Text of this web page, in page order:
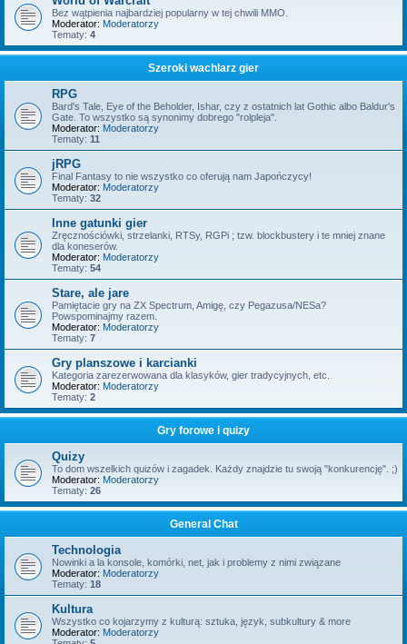
Bez wątpienia najbardziej popularny w tej chwili MMO.
Moderator: Moderatorzy
Tematy: 4
Szeroki wachlarz gier
RPG
Bard's Tale, Eye of the Beholder, Ishar, czy z ostatnich lat Gothic albo Baldur's
Gate. To wszystko są synonimy dobrego "rolpleja".
Moderator: Moderatorzy
Tematy: 11
jRPG
Final Fantasy to nie wszystko co oferują nam Japończycy!
Moderator: Moderatorzy
Tematy: 32
Inne gatunki gier
Zręcznościówki, strzelanki, RTSy, RGPi ; tzw. blockbustery i te mniej znane
dla koneserów.
Moderator: Moderatorzy
Tematy: 54
Stare, ale jare
Pamiętacie gry na ZX Spectrum, Amigę, czy Pegazusa/NESa?
Powspominajmy razem.
Moderator: Moderatorzy
Tematy: 7
Gry planszowe i karcianki
Kategoria zarezerwowana dla klasyków, gier tradycyjnych, etc.
Moderator: Moderatorzy
Tematy: 2
Gry forowe i quizy
Quizy
To dom wszelkich quizów i zagadek. Każdy znajdzie tu swoją "konkurencję". ;)
Moderator: Moderatorzy
Tematy: 26
General Chat
Technologia
Nowinki a la konsole, komórki, net, jak i problemy z nimi związane
Moderator: Moderatorzy
Tematy: 18
Kultura
Wszystko co kojarzymy z kulturą: sztuka, język, subkultury & more
Moderator: Moderatorzy